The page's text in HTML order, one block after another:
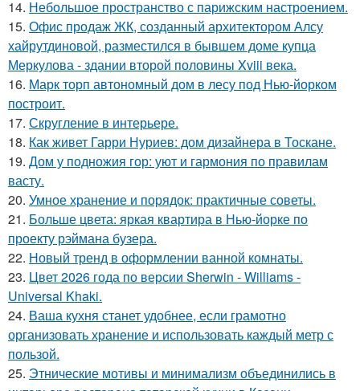
14. Небольшое пространство с парижским настроением.
15. Офис продаж ЖК, созданный архитектором Алсу
хайрутдиновой, разместился в бывшем доме купца
Меркулова - здании второй половины Xviii века.
16. Марк торп автономный дом в лесу под Нью-йорком
построит.
17. Скругление в интерьере.
18. Как живет Гарри Нуриев: дом дизайнера в Тоскане.
19. Дом у подножия гор: уют и гармония по правилам
васту.
20. Умное хранение и порядок: практичные советы.
21. Больше цвета: яркая квартира в Нью-йорке по
проекту рэймана бузера.
22. Новый тренд в оформлении ванной комнаты.
23. Цвет 2026 года по версии Sherwin - Williams -
Universal Khaki.
24. Ваша кухня станет удобнее, если грамотно
организовать хранение и использовать каждый метр с
пользой.
25. Этнические мотивы и минимализм объединились в